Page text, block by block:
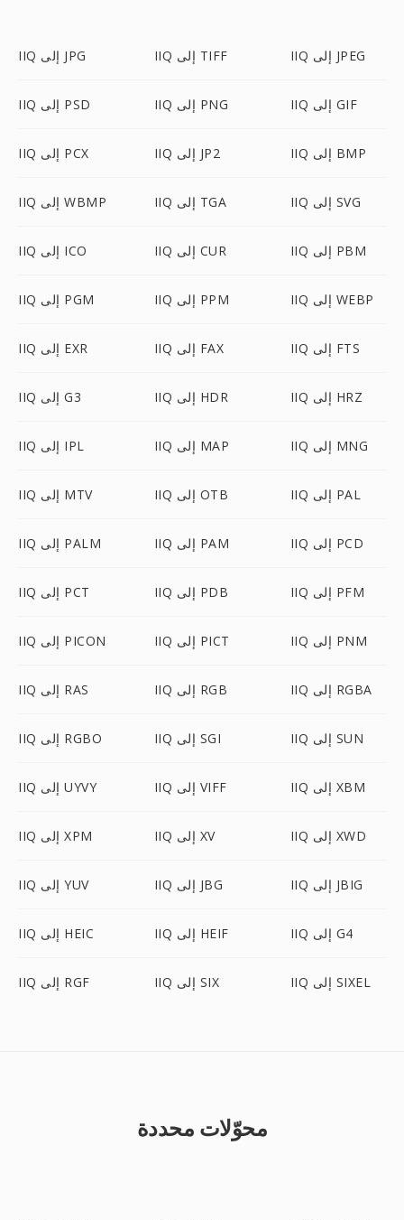
IIQ إلى JPG IIQ إلى TIFF IIQ إلى JPEG
IIQ إلى PSD IIQ إلى PNG IIQ إلى GIF
IIQ إلى PCX IIQ إلى JP2 IIQ إلى BMP
IIQ إلى WBMP IIQ إلى TGA IIQ إلى SVG
IIQ إلى ICO IIQ إلى CUR IIQ إلى PBM
IIQ إلى PGM IIQ إلى PPM IIQ إلى WEBP
IIQ إلى EXR IIQ إلى FAX IIQ إلى FTS
IIQ إلى G3 IIQ إلى HDR IIQ إلى HRZ
IIQ إلى IPL IIQ إلى MAP IIQ إلى MNG
IIQ إلى MTV IIQ إلى OTB IIQ إلى PAL
IIQ إلى PALM IIQ إلى PAM IIQ إلى PCD
IIQ إلى PCT IIQ إلى PDB IIQ إلى PFM
IIQ إلى PICON IIQ إلى PICT IIQ إلى PNM
IIQ إلى RAS IIQ إلى RGB IIQ إلى RGBA
IIQ إلى RGBO IIQ إلى SGI IIQ إلى SUN
IIQ إلى UYVY IIQ إلى VIFF IIQ إلى XBM
IIQ إلى XPM IIQ إلى XV IIQ إلى XWD
IIQ إلى YUV IIQ إلى JBG IIQ إلى JBIG
IIQ إلى HEIC IIQ إلى HEIF IIQ إلى G4
IIQ إلى RGF IIQ إلى SIX IIQ إلى SIXEL
محوّلات محددة